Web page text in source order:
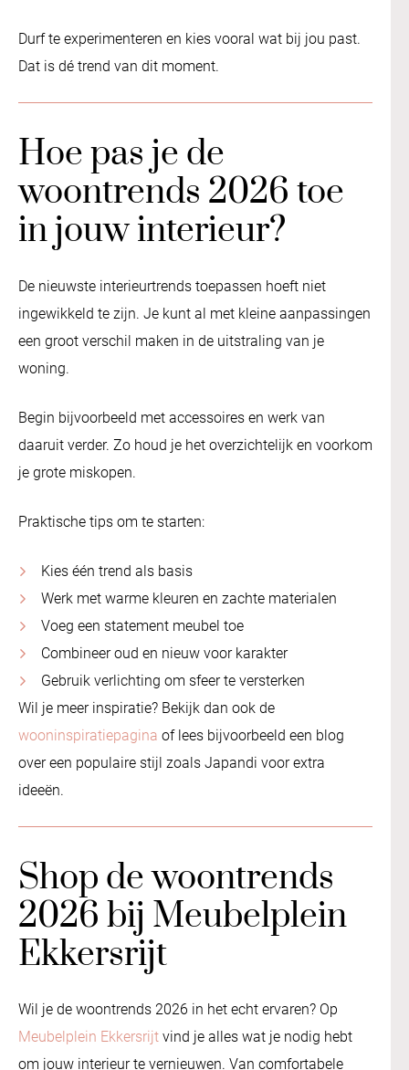
Durf te experimenteren en kies vooral wat bij jou past.
Dat is dé trend van dit moment.
Hoe pas je de
woontrends 2026 toe
in jouw interieur?
De nieuwste interieurtrends toepassen hoeft niet
ingewikkeld te zijn. Je kunt al met kleine aanpassingen
een groot verschil maken in de uitstraling van je
woning.
Begin bijvoorbeeld met accessoires en werk van
daaruit verder. Zo houd je het overzichtelijk en voorkom
je grote miskopen.
Praktische tips om te starten:
Kies één trend als basis
Werk met warme kleuren en zachte materialen
Voeg een statement meubel toe
Combineer oud en nieuw voor karakter
Gebruik verlichting om sfeer te versterken
Wil je meer inspiratie? Bekijk dan ook de
wooninspiratiepagina of lees bijvoorbeeld een blog
over een populaire stijl zoals Japandi voor extra
ideeën.
Shop de woontrends
2026 bij Meubelplein
Ekkersrijt
Wil je de woontrends 2026 in het echt ervaren? Op
Meubelplein Ekkersrijt vind je alles wat je nodig hebt
om jouw interieur te vernieuwen. Van comfortabele